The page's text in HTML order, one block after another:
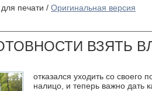
печати / Оригинальная версия
ВЗЯТЬ
отказался уходить со
налицо, и теперь важно дать